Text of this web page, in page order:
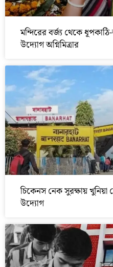
মন্দিরের বর্জ্য থেকে
উদ্যোগ অগ্নিমিত্রার
চিকেনস নেক সুরক্ষায়
উদ্যোগ